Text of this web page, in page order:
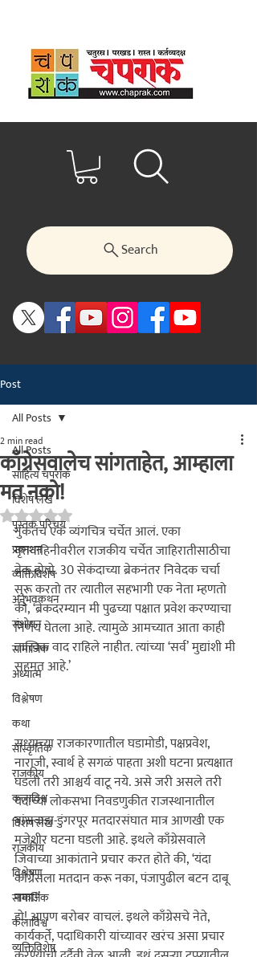
Search
२००२ पासून...
Post
All Posts
साहित्य चपराक
विशेष लेख
पुस्तक परिचय
प्रकाशन
व्यक्तिविशेष
अनुभवकथन
संशोधन
सामाजिक
अध्यात्म
विश्लेषण
कथा
सांस्कृतिक
राजकीय
कलाविश्व
विशेष लेख
राजकीय
विश्लेषण
सामाजिक
कलाविश्व
व्यक्तिविशेष
All Posts
काँग्रेसवालेच सांगताहेत, आम्हाला
मत नको!
2 min read
Rated NaN out of 5 stars.
नुकतंच एक व्यंगचित्र चर्चेत आलं. एका
वृत्तवाहिनीवरील राजकीय चर्चेत जाहिरातीसाठीचा
ब्रेक होतो. 30 सेकंदाच्या ब्रेकनंतर निवेदक चर्चा
सुरू करतो तर त्यातील सहभागी एक नेता म्हणतो
की, ‘ब्रेकदरम्यान मी पुढच्या पक्षात प्रवेश करण्याचा
निर्णय घेतला आहे. त्यामुळे आमच्यात आता काही
तात्त्विक वाद राहिले नाहीत. त्यांच्या ‘सर्व’ मुद्यांशी मी
सहमत आहे.’
सध्याच्या राजकारणातील घडामोडी, पक्षप्रवेश,
नाराजी, स्वार्थ हे सगळं पाहता अशी घटना प्रत्यक्षात
घडली तरी आश्चर्य वाटू नये. असे जरी असले तरी
यंदाच्या लोकसभा निवडणुकीत राजस्थानातील
बांसवाडा-डुंगरपूर मतदारसंघात मात्र आणखी एक
मजेशीर घटना घडली आहे. इथले काँग्रेसवाले
जिवाच्या आकांताने प्रचार करत होते की, ‘यंदा
काँग्रेसला मतदान करू नका, पंजापुढील बटन दाबू
नका!’
हो! आपण बरोबर वाचलं. इथले काँग्रेसचे नेते,
कार्यकर्ते, पदाधिकारी यांच्यावर खरंच असा प्रचार